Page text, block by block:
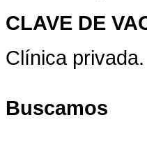
CLAVE DE
Clínica privada.
Buscamos